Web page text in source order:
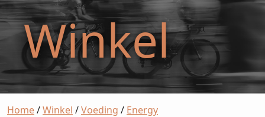
Winkel
Home/Winkel /Voeding / Energy